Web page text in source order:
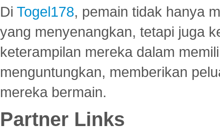
Di Togel178, pemain tidak hanya
yang menyenangkan, tetapi juga
keterampilan mereka dalam
menguntungkan, memberikan
mereka bermain.
Partner Links